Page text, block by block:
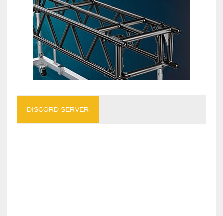
DISCORD SERVER